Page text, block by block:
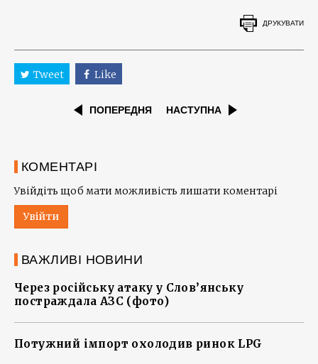
ДРУКУВАТИ
Tweet Like
ПОПЕРЕДНЯ НАСТУПНА
КОМЕНТАРІ
Увійдіть щоб мати можливість лишати коментарі
Увійти
ВАЖЛИВІ НОВИНИ
Через російську атаку у Слов’янську
постраждала АЗС (фото)
Потужний імпорт охолодив ринок LPG